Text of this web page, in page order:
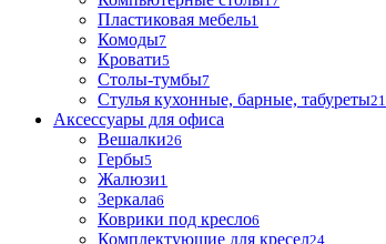
Пластиковая мебель1
Комоды7
Кровати5
Столы-тумбы7
Стулья кухонные, барные, табуреты21
Аксессуары для офиса
Вешалки26
Гербы5
Жалюзи1
Зеркала6
Коврики под кресло6
Комплектующие для кресел24